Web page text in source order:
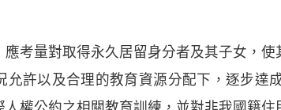
應考量對取得永久居留身分者及其子女，
允許以及合理的教育資源分配下，逐步達